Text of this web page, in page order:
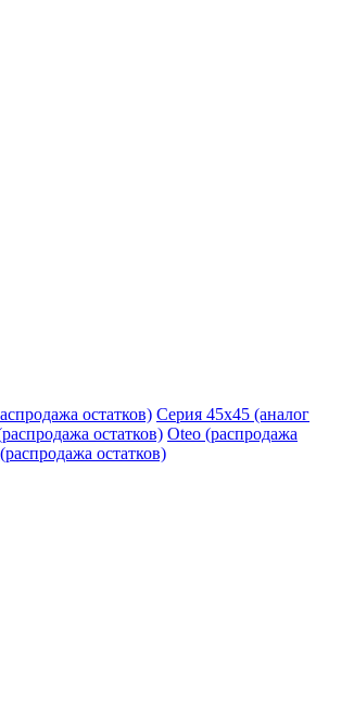
остатков) Серия 45х45 (аналог
остатков) Oteo (распродажа
остатков)